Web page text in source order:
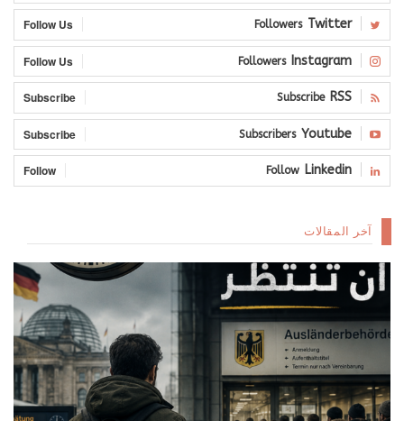
Twitter
Followers
Follow Us
Instagram
Followers
Follow Us
RSS
Subscribe
Subscribe
Youtube
Subscribers
Subscribe
Linkedin
Follow
Follow
آخر المقالات